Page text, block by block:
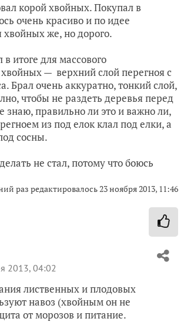
корой хвойных. Покупал в
очень красиво и по идее
хвойных же, но дорого.
итоге для массового
— верхний слой перегноя с
Брал очень аккуратно, тонкий слой,
чтобы не раздеть деревья перед
знаю, правильно ли это и важно ли,
из под елок клал под елки, а
сосны.
не стал, потому что боюсь
раз редактировалось 23 ноября 2013, 11:46
2013, 04:02
лиственных и плодовых
навоз (хвойным он не
от морозов и питание.